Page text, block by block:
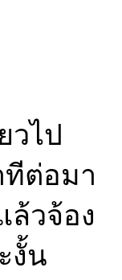
วไป
ต่อมา
วจ้อง
งั้น